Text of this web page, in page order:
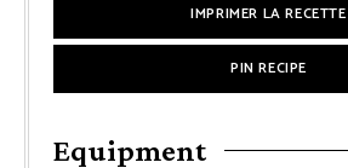
IMPRIMER LA RECETTE
PIN RECIPE
Equipment